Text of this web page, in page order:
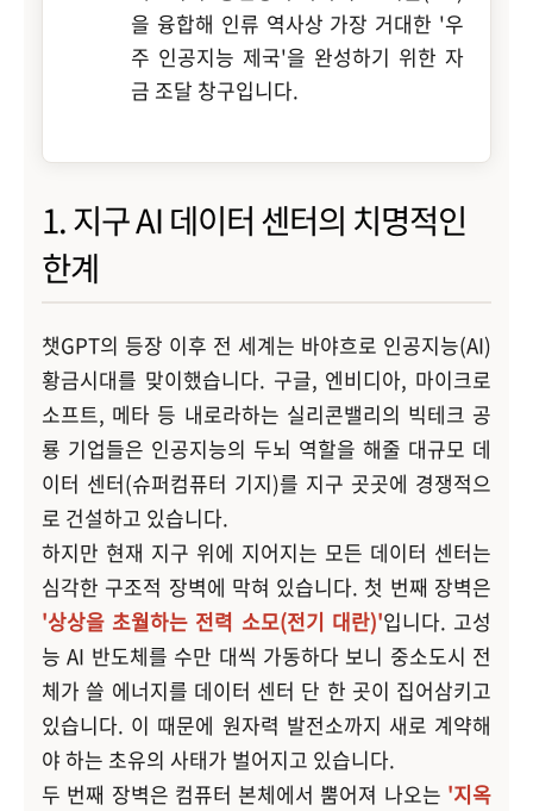
을 융합해 인류 역사상 가장 거대한 '우
주 인공지능 제국'을 완성하기 위한 자
금 조달 창구입니다.
1. 지구 AI 데이터 센터의 치명적인
한계
챗GPT의 등장 이후 전 세계는 바야흐로 인공지능(AI)
황금시대를 맞이했습니다. 구글, 엔비디아, 마이크로
소프트, 메타 등 내로라하는 실리콘밸리의 빅테크 공
룡 기업들은 인공지능의 두뇌 역할을 해줄 대규모 데
이터 센터(슈퍼컴퓨터 기지)를 지구 곳곳에 경쟁적으
로 건설하고 있습니다.
하지만 현재 지구 위에 지어지는 모든 데이터 센터는
심각한 구조적 장벽에 막혀 있습니다. 첫 번째 장벽은
'상상을 초월하는 전력 소모(전기 대란)'입니다. 고성
능 AI 반도체를 수만 대씩 가동하다 보니 중소도시 전
체가 쓸 에너지를 데이터 센터 단 한 곳이 집어삼키고
있습니다. 이 때문에 원자력 발전소까지 새로 계약해
야 하는 초유의 사태가 벌어지고 있습니다.
두 번째 장벽은 컴퓨터 본체에서 뿜어져 나오는 '지옥